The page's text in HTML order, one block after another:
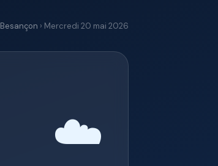
Besançon › Mercredi 20 mai 2026
☁️